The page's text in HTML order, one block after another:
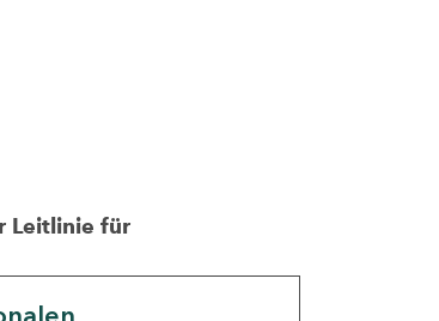
Leitlinie für